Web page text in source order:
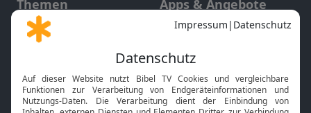
Themen
Gott und Bibel erklärt
Neuigkeiten
Apps & Angebote
Mobile App
Smart TV
HbbTV